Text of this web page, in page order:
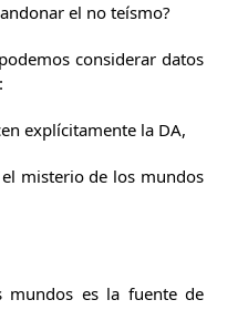
el no teísmo?
considerar datos
explícitamente la DA,
misterio de los mundos
es la fuente de